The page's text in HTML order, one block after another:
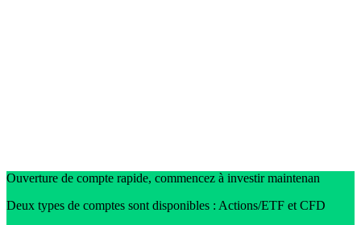
Ouverture de compte rapide, commencez à investir maintenan
Deux types de comptes sont disponibles : Actions/ETF et CFD